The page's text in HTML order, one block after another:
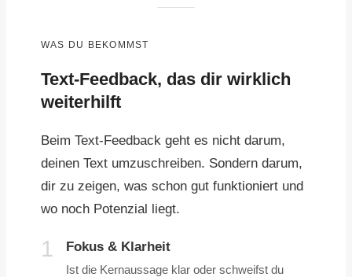
WAS DU BEKOMMST
Text-Feedback, das dir wirklich
weiterhilft
Beim Text-Feedback geht es nicht darum,
deinen Text umzuschreiben. Sondern darum,
dir zu zeigen, was schon gut funktioniert und
wo noch Potenzial liegt.
1 Fokus & Klarheit
Ist die Kernaussage klar oder schweifst du